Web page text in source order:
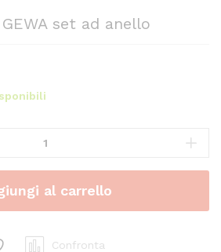
set ad anello
al carrello
Confronta